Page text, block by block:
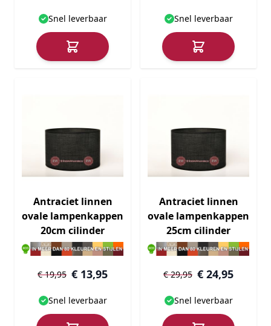
Snel leverbaar Snel leverbaar
Antraciet linnen
ovale lampenkappen
20cm cilinder
€ 13,95
€ 19,95
Snel leverbaar
Antraciet linnen
ovale lampenkappen
25cm cilinder
€ 24,95
€ 29,95
Snel leverbaar